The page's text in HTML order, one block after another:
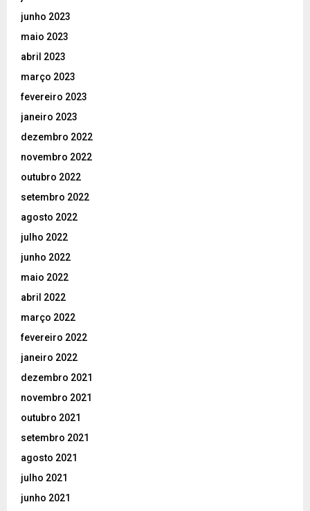
junho 2023
maio 2023
abril 2023
março 2023
fevereiro 2023
janeiro 2023
dezembro 2022
novembro 2022
outubro 2022
setembro 2022
agosto 2022
julho 2022
junho 2022
maio 2022
abril 2022
março 2022
fevereiro 2022
janeiro 2022
dezembro 2021
novembro 2021
outubro 2021
setembro 2021
agosto 2021
julho 2021
junho 2021